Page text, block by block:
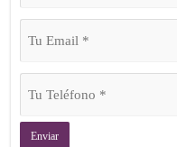
Tu
Email
Tu
Teléfono